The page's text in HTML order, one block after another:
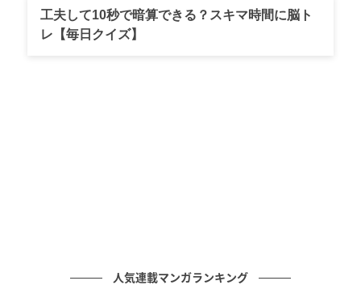
天井に届きそうな大きなガラス窓から光が差し込む
工夫して10秒で暗算できる？スキマ時間に脳ト
レ【毎日クイズ】
人気連載マンガランキング